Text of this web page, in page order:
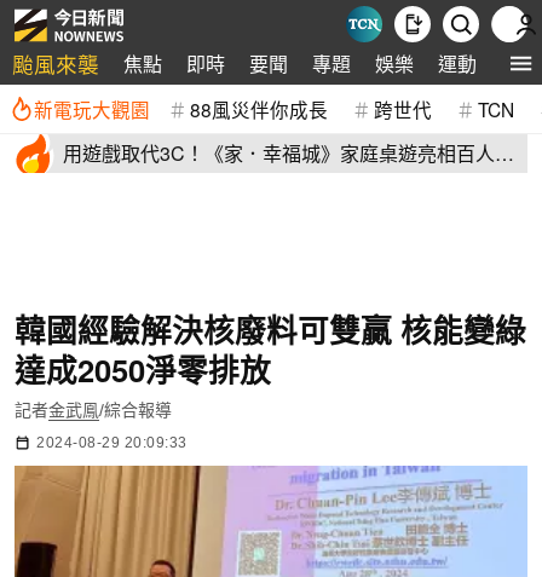
颱風來襲 焦點 即時 要聞 專題 娛樂 運動 全球
新電玩大觀園 88風災伴你成長 跨世代 TCN
用遊戲取代3C！《家．幸福城》家庭桌遊亮相百人三
韓國經驗解決核廢料可雙贏 核能變綠
達成2050淨零排放
記者金武鳯/綜合報導
2024-08-29 20:09:33